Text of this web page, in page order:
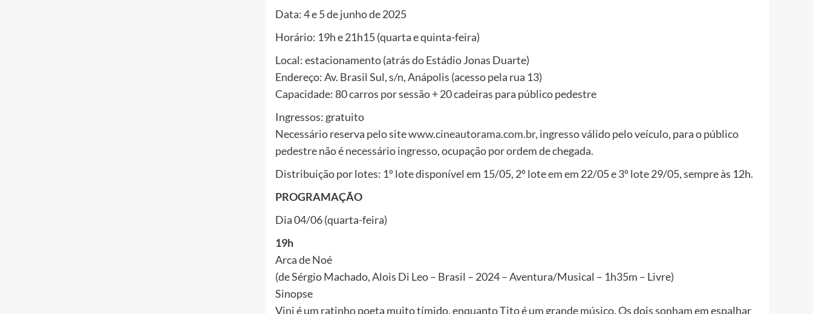
Data: 4 e 5 de junho de 2025
Horário: 19h e 21h15 (quarta e quinta-feira)
Local: estacionamento (atrás do Estádio Jonas Duarte)
Endereço: Av. Brasil Sul, s/n, Anápolis (acesso pela rua 13)
Capacidade: 80 carros por sessão + 20 cadeiras para público pedestre
Ingressos: gratuito
Necessário reserva pelo sitewww.cineautorama.com.br, ingresso válido pelo veículo, para o público
pedestre não é necessário ingresso, ocupação por ordem de chegada.
Distribuição por lotes: 1º lote disponível em 15/05, 2º lote em em 22/05 e 3º lote 29/05, sempre às 12h.
PROGRAMAÇÃO
Dia 04/06 (quarta-feira)
19h
Arca de Noé
(de Sérgio Machado, Alois Di Leo – Brasil – 2024 – Aventura/Musical – 1h35m – Livre)
Sinopse
Vini é um ratinho poeta muito tímido, enquanto Tito é um grande músico. Os dois sonham em espalhar